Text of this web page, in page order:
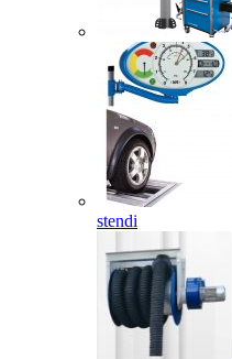
stendi